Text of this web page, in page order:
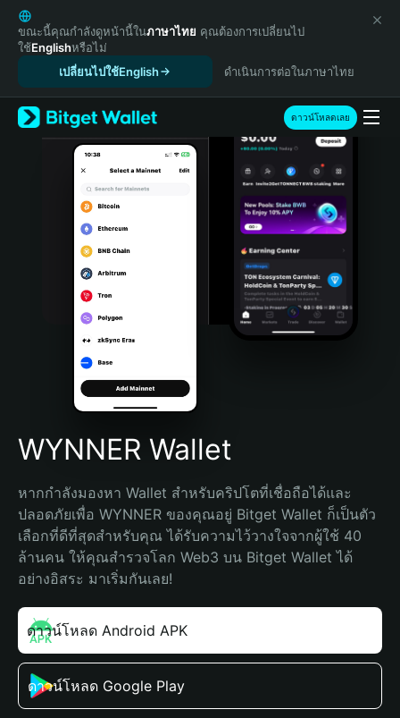
English
日本語
Tiếng Việt
Español (Latinoamérica)
Türkçe
Italiano
Português (Portugal)
Bahasa Indonesia
Português (Brasil)
Español (Argentina)
ขณะนี้คุณกำลังดูหน้านี้ในภาษาไทย คุณต้องการเปลี่ยนไป
ใช้Englishหรือไม่
เปลี่ยนไปใช้English
ดำเนินการต่อในภาษาไทย
ดาวน์โหลดเลย
WYNNER Wallet
หากกำลังมองหา Wallet สำหรับคริปโตที่เชื่อถือได้และ
ปลอดภัยเพื่อ WYNNER ของคุณอยู่ Bitget Wallet ก็เป็นตัว
เลือกที่ดีที่สุดสำหรับคุณ ได้รับความไว้วางใจจากผู้ใช้ 40
ล้านคน ให้คุณสำรวจโลก Web3 บน Bitget Wallet ได้
อย่างอิสระ มาเริ่มกันเลย!
ดาวน์โหลด Android APK
ดาวน์โหลด Google Play